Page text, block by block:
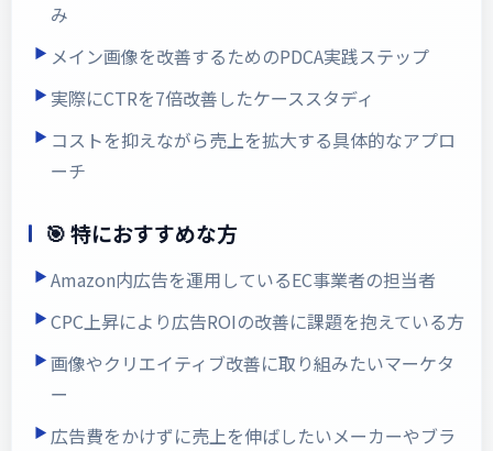
み
メイン画像を改善するためのPDCA実践ステップ
実際にCTRを7倍改善したケーススタディ
コストを抑えながら売上を拡大する具体的なアプロ
ーチ
🎯 特におすすめな方
Amazon内広告を運用しているEC事業者の担当者
CPC上昇により広告ROIの改善に課題を抱えている方
画像やクリエイティブ改善に取り組みたいマーケタ
ー
広告費をかけずに売上を伸ばしたいメーカーやブラ